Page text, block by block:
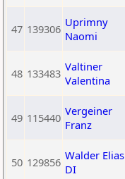
47 139306 Uprimny
Naomi
48 133483 Valtiner
Valentina
49 115440 Vergeiner
Franz
50 129856 Walder Elias
DI